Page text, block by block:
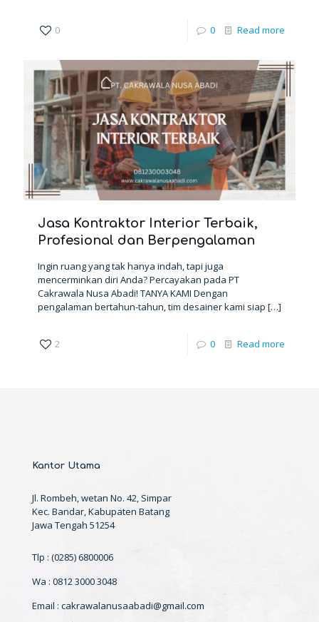
0 0 Read more
Jasa Kontraktor Interior Terbaik,
Profesional dan Berpengalaman
Ingin ruang yang tak hanya indah, tapi juga
mencerminkan diri Anda? Percayakan pada PT
Cakrawala Nusa Abadi! TANYA KAMI Dengan
pengalaman bertahun-tahun, tim desainer kami siap […]
2 0 Read more
Kantor Utama
Jl. Rombeh, wetan No. 42, Simpar
Kec. Bandar, Kabupaten Batang
Jawa Tengah 51254
Tlp : (0285) 6800006
Wa : 0812 3000 3048
Email : cakrawalanusaabadi@gmail.com